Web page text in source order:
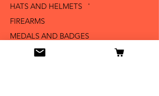
HATS AND HELMETS '
FIREARMS
MEDALS AND BADGES
BAYONETS